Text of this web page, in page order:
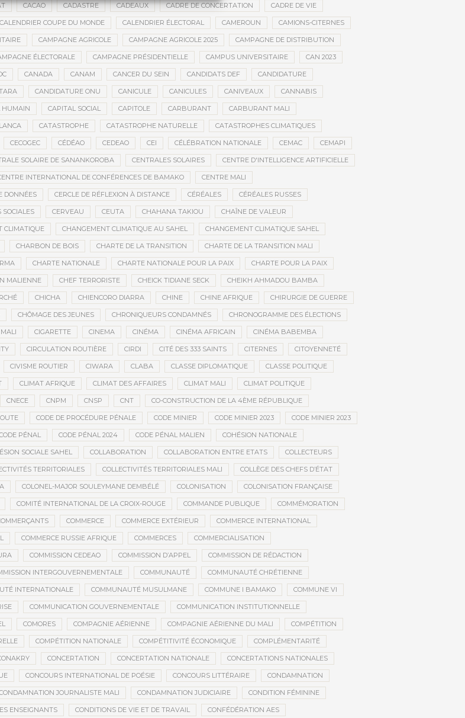
CACAO CADASTRE CADEAUX CADRE DE CONCERTATION CADRE DE VIE
CALENDRIER COUPE DU MONDE CALENDRIER ÉLECTORAL CAMEROUN CAMIONS-CITERNES
CAMPAGNE AGRICOLE CAMPAGNE AGRICOLE 2025 CAMPAGNE DE DISTRIBUTION
ÉLECTORALE CAMPAGNE PRÉSIDENTIELLE CAMPUS UNIVERSITAIRE CAN 2023
CANADA CANAM CANCER DU SEIN CANDIDATS DEF CANDIDATURE
CANDIDATURE ONU CANICULE CANICULES CANIVEAUX CANNABIS
HUMAIN CAPITAL SOCIAL CAPITOLE CARBURANT CARBURANT MALI
CATASTROPHE CATASTROPHE NATURELLE CATASTROPHES CLIMATIQUES
CECOGEC CÉDÉAO CEDEAO CEI CÉLÉBRATION NATIONALE CEMAC CEMAPI
SOLAIRE DE SANANKOROBA CENTRALES SOLAIRES CENTRE D'INTELLIGENCE ARTIFICIELLE
INTERNATIONAL DE CONFÉRENCES DE BAMAKO CENTRE MALI
DONNÉES CERCLE DE RÉFLEXION À DISTANCE CÉRÉALES CÉRÉALES RUSSES
SOCIALES CERVEAU CEUTA CHAHANA TAKIOU CHAÎNE DE VALEUR
CLIMATIQUE CHANGEMENT CLIMATIQUE AU SAHEL CHANGEMENT CLIMATIQUE SAHEL
CHARBON DE BOIS CHARTE DE LA TRANSITION CHARTE DE LA TRANSITION MALI
CHARTE NATIONALE CHARTE NATIONALE POUR LA PAIX CHARTE POUR LA PAIX
MALIENNE CHEF TERRORISTE CHEICK TIDIANE SECK CHEIKH AHMADOU BAMBA
CHICHA CHIENCORO DIARRA CHINE CHINE AFRIQUE CHIRURGIE DE GUERRE
CHÔMAGE DES JEUNES CHRONIQUEURS CONDAMNÉS CHRONOGRAMME DES ÉLECTIONS
CIGARETTE CINEMA CINÉMA CINÉMA AFRICAIN CINÉMA BABEMBA
CIRCULATION ROUTIÈRE CIRDI CITÉ DES 333 SAINTS CITERNES CITOYENNETÉ
CIVISME ROUTIER CIWARA CLABA CLASSE DIPLOMATIQUE CLASSE POLITIQUE
CLIMAT AFRIQUE CLIMAT DES AFFAIRES CLIMAT MALI CLIMAT POLITIQUE
CNECE CNPM CNSP CNT CO-CONSTRUCTION DE LA 4ÈME RÉPUBLIQUE
CODE DE PROCÉDURE PÉNALE CODE MINIER CODE MINIER 2023 CODE MINIER 2023
PÉNAL CODE PÉNAL 2024 CODE PÉNAL MALIEN COHÉSION NATIONALE
SOCIALE SAHEL COLLABORATION COLLABORATION ENTRE ETATS COLLECTEURS
TERRITORIALES COLLECTIVITÉS TERRITORIALES MALI COLLÈGE DES CHEFS D’ÉTAT
COLONEL-MAJOR SOULEYMANE DEMBÉLÉ COLONISATION COLONISATION FRANÇAISE
COMITÉ INTERNATIONAL DE LA CROIX-ROUGE COMMANDE PUBLIQUE COMMÉMORATION
COMMERCE COMMERCE EXTÉRIEUR COMMERCE INTERNATIONAL
COMMERCE RUSSIE AFRIQUE COMMERCES COMMERCIALISATION
COMMISSION CEDEAO COMMISSION D’APPEL COMMISSION DE RÉDACTION
INTERGOUVERNEMENTALE COMMUNAUTÉ COMMUNAUTÉ CHRÉTIENNE
INTERNATIONALE COMMUNAUTÉ MUSULMANE COMMUNE I BAMAKO COMMUNE VI
COMMUNICATION GOUVERNEMENTALE COMMUNICATION INSTITUTIONNELLE
COMORES COMPAGNIE AÉRIENNE COMPAGNIE AÉRIENNE DU MALI COMPÉTITION
COMPÉTITION NATIONALE COMPÉTITIVITÉ ÉCONOMIQUE COMPLÉMENTARITÉ
CONCERTATION CONCERTATION NATIONALE CONCERTATIONS NATIONALES
CONCOURS INTERNATIONAL DE POÉSIE CONCOURS LITTÉRAIRE CONDAMNATION
JOURNALISTE MALI CONDAMNATION JUDICIAIRE CONDITION FÉMININE
ENSEIGNANTS CONDITIONS DE VIE ET DE TRAVAIL CONFÉDÉRATION AES